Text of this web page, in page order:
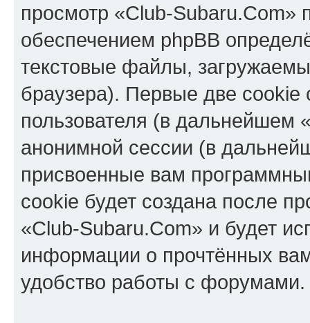
просмотр «Club-
обеспечением phpBB
текстовые файлы,
браузера). Первые две cookie
пользователя (в дальнейшем
анонимной сессии (в
присвоенные вам
cookie будет создана после
«Club-Subaru.Com» и будет
информации о прочтённых
удобство работы с форумами.